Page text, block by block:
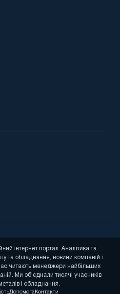
інтернет портал. Аналітика та
та обладнання, новини компаній і
читають менеджери найбільших
Ми об'єднали тисячі учасників
і обладнання.
Допомога Контакти